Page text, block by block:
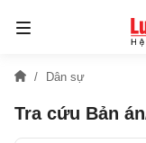
Dân sự
Tra cứu Bản